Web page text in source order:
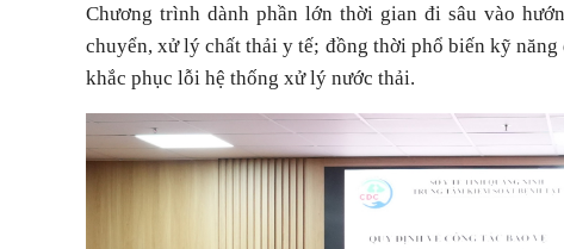
Chương trình dành phần lớn thời gian đi sâu vào
chuyển, xử lý chất thải y tế; đồng thời phổ biến kỹ
khắc phục lỗi hệ thống xử lý nước thải.